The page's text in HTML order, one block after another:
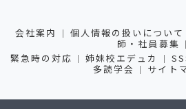
会社案内 個人情報の扱いについて
師・社員募集
緊急時の対応
姉妹校エデュカ
多読学会
サイト